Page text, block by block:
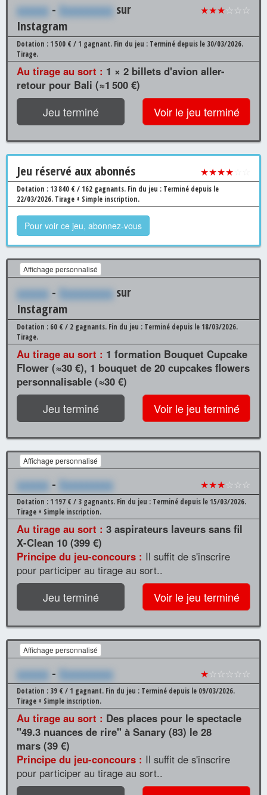
xxxxxx - Xxxxxxxxxx sur
Instagram
★★★☆☆☆
Dotation : 1 500 € / 1 gagnant. Fin du jeu : Terminé depuis le 30/03/2026.
Tirage.
Au tirage au sort : 1 × 2 billets d'avion aller-
retour pour Bali (≈1 500 €)
Jeu terminé Voir le jeu terminé
Jeu réservé aux abonnés ★★★★
Dotation : 13 840 € / 162 gagnants. Fin du jeu : Terminé depuis le
22/03/2026. Tirage + Simple inscription.
Pour voir ce jeu, abonnez-vous
Affichage personnalisé
xxxxxx - Xxxxxxxxxx sur
Instagram
Dotation : 60 € / 2 gagnants. Fin du jeu : Terminé depuis le 18/03/2026.
Tirage.
Au tirage au sort : 1 formation Bouquet Cupcake
Flower (≈30 €), 1 bouquet de 20 cupcakes flowers
personnalisable (≈30 €)
Jeu terminé Voir le jeu terminé
Affichage personnalisé
xxxxxx - Xxxxxxxxxx ★★★☆☆☆
Dotation : 1 197 € / 3 gagnants. Fin du jeu : Terminé depuis le 15/03/2026.
Tirage + Simple inscription.
Au tirage au sort : 3 aspirateurs laveurs sans fil
X-Clean 10 (399 €)
Principe du jeu-concours : Il suffit de s'inscrire
pour participer au tirage au sort..
Jeu terminé Voir le jeu terminé
Affichage personnalisé
xxxxxx - Xxxxxxxxxx ★☆☆☆☆☆
Dotation : 39 € / 1 gagnant. Fin du jeu : Terminé depuis le 09/03/2026.
Tirage + Simple inscription.
Au tirage au sort : Des places pour le spectacle
"49.3 nuances de rire" à Sanary (83) le 28
mars (39 €)
Principe du jeu-concours : Il suffit de s'inscrire
pour participer au tirage au sort..